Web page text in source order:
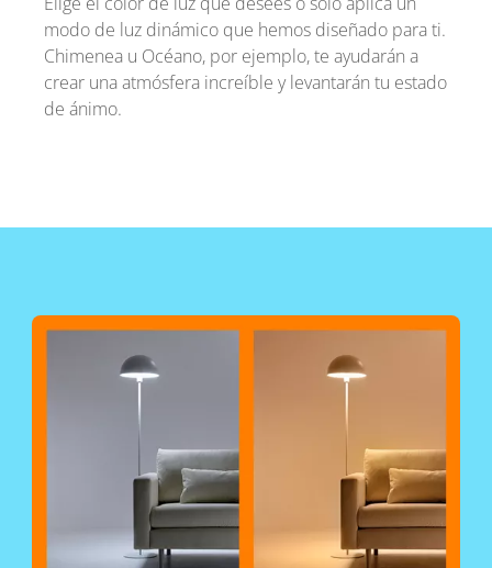
modo de luz dinámico que hemos diseñado para ti.
Chimenea u Océano, por ejemplo, te ayudarán a
crear una atmósfera increíble y levantarán tu estado
de ánimo.